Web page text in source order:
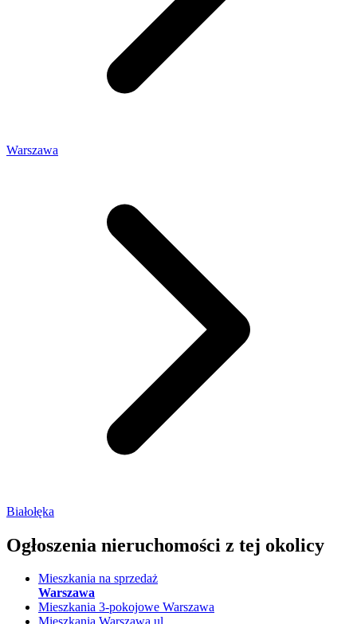
Warszawa
Białołęka
Ogłoszenia nieruchomości z tej okolicy
Mieszkania na sprzedaż
Warszawa
Mieszkania 3-pokojowe Warszawa